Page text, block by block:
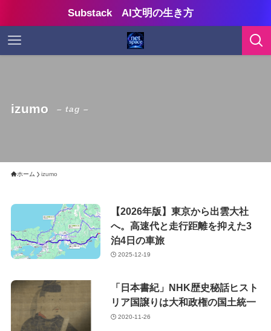
Substack AI文明の生き方
izumo – tag –
ホーム izumo
【2026年版】東京から出雲大社
へ。高速代と走行距離を抑えた3
泊4日の車旅
2025-12-19
「日本書紀」NHK歴史秘話ヒスト
リア国譲りは大和政権の国土統一
2020-11-26